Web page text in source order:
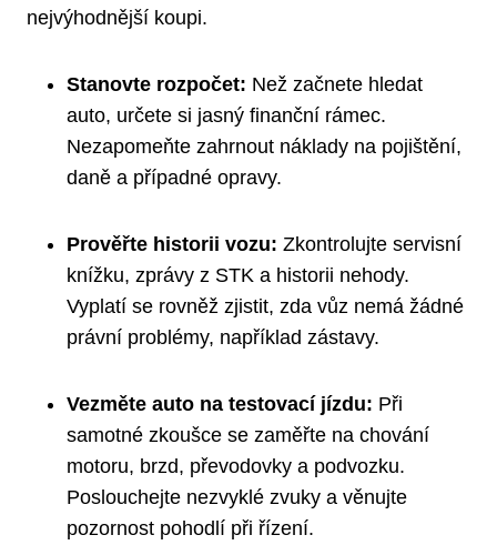
nejvýhodnější koupi.
Stanovte rozpočet: Než ‌začnete hledat
auto, určete si ‌jasný finanční⁢ rámec.
Nezapomeňte zahrnout⁤ náklady na ⁣pojištění,
daně a případné ⁤opravy.
Prověřte historii vozu: Zkontrolujte servisní
knížku, zprávy z STK a historii nehody.
Vyplatí se ​rovněž zjistit, zda vůz⁣ nemá žádné⁣
právní problémy, ‌například zástavy.
Vezměte auto na⁤ testovací jízdu: ⁣Při⁤
samotné zkoušce se zaměřte na ‍chování
motoru, brzd, ⁤převodovky‍ a ⁣podvozku.
Poslouchejte nezvyklé​ zvuky a věnujte
pozornost pohodlí při ⁣řízení.